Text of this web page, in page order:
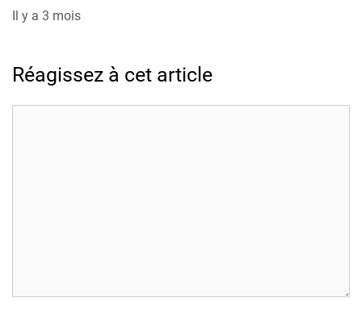
Il y a 3 mois
Réagissez à cet article